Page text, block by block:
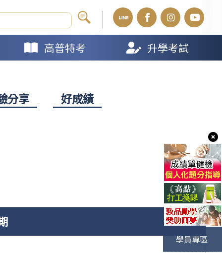
高普特考 升學考試
分享 好成績
學員專區